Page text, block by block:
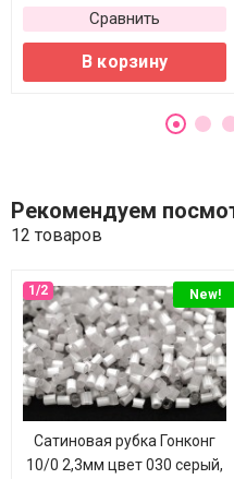
Сравнить
В корзину
Рекомендуем
12 товаров
New!
Сатиновая рубка Гонконг
10/0 2,3мм цвет 030 серый,